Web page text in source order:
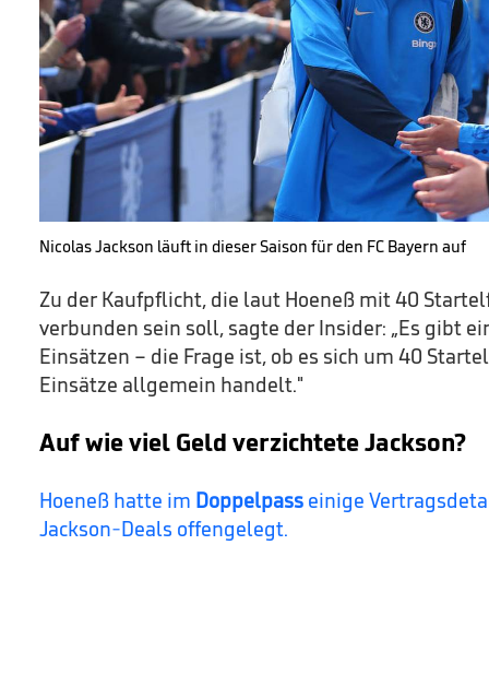
Nicolas Jackson läuft in dieser Saison für den FC Bayern auf
Zu der Kaufpflicht, die laut Hoeneß mit 40
verbunden sein soll, sagte der Insider: „Es gibt
Einsätzen – die Frage ist, ob es sich um 40
Einsätze allgemein handelt."
Auf wie viel Geld verzichtete Jackson?
Hoeneß hatte im Doppelpass einige
Jackson-Deals offengelegt.